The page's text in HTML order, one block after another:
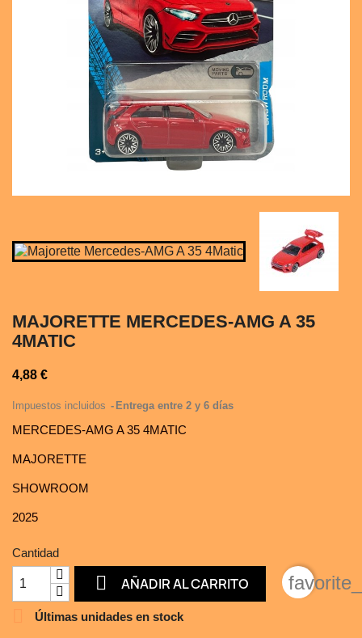
MAJORETTE MERCEDES-AMG A 35
4MATIC
4,88 €
Impuestos incluidos Entrega entre 2 y 6 días
MERCEDES-AMG A 35 4MATIC
MAJORETTE
SHOWROOM
2025
Cantidad
 AÑADIR AL CARRITO
Últimas unidades en stock